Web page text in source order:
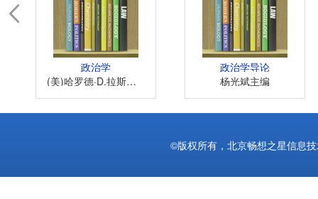
政治学
(美)哈罗德·D.拉斯韦尔著
政治学导论
杨光斌主编

©版权所有，北京畅想之星信息